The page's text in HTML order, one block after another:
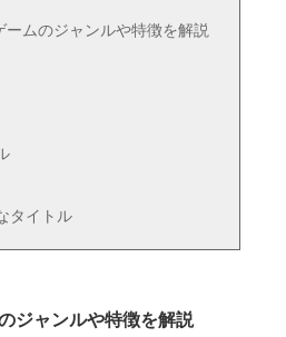
ームのジャンルや特徴を解説
タイトル
ジャンルや特徴を解説